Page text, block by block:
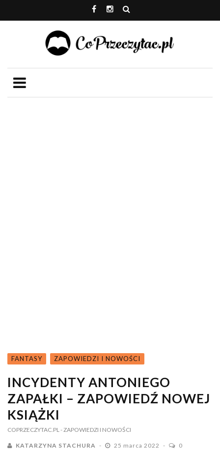
FANTASY ZAPOWIEDZI I NOWOŚCI
INCYDENTY ANTONIEGO
ZAPAŁKI – ZAPOWIEDŹ NOWEJ
KSIĄŻKI
COPRZECZYTAC.PL - ZAPOWIEDZI I NOWOŚCI
KATARZYNA STACHURA 25 marca 2022 0